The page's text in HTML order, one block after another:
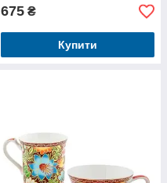
675 ₴
Купити